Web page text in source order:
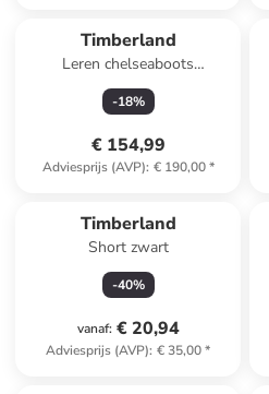
Timberland
Leren chelseaboots
"Everleigh" zwart
-18%
€ 154,99
Adviesprijs (AVP): € 190,00*
Timberland
Short zwart
-40%
vanaf: € 20,94
Adviesprijs (AVP): € 35,00*